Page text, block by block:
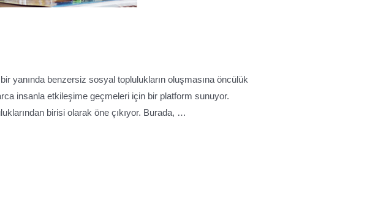
yanında benzersiz sosyal toplulukların oluşmasına öncülük
insanla etkileşime geçmeleri için bir platform sunuyor.
birisi olarak öne çıkıyor. Burada, …